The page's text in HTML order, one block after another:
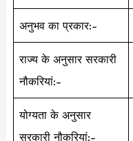
अनुभव का प्रकार:-
राज्य के अनुसार सरकारी
नौकरियां:-
योग्यता के अनुसार
सरकारी नौकरियां:-